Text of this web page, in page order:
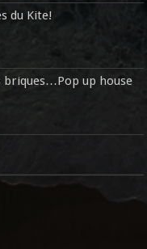
du Kite!
briques…Pop up house